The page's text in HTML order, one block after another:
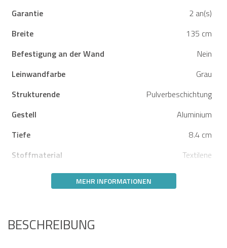
Garantie
2 an(s)
Breite
135 cm
Befestigung an der Wand
Nein
Leinwandfarbe
Grau
Strukturende
Pulverbeschichtung
Gestell
Aluminium
Tiefe
8.4 cm
Stoffmaterial
Textilene
MEHR INFORMATIONEN
BESCHREIBUNG